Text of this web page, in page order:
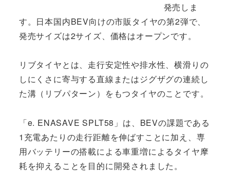
発売しま
す。日本国内BEV向けの市販タイヤの第2弾で、
発売サイズは2サイズ、価格はオープンです。
リブタイヤとは、走行安定性や排水性、横滑りの
しにくさに寄与する直線またはジグザグの連続し
た溝（リブパターン）をもつタイヤのことです。
「e. ENASAVE SPLT58」は、BEVの課題である
1充電あたりの走行距離を伸ばすことに加え、専
用バッテリーの搭載による車重増によるタイヤ摩
耗を抑えることを目的に開発されました。